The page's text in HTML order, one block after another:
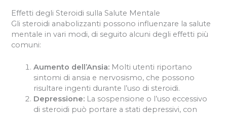
Effetti degli Steroidi sulla Salute Mentale
Gli steroidi anabolizzanti possono influenzare la salute
mentale in vari modi, di seguito alcuni degli effetti più
comuni:
Aumento dell’Ansia: Molti utenti riportano
sintomi di ansia e nervosismo, che possono
risultare ingenti durante l’uso di steroidi.
Depressione: La sospensione o l’uso eccessivo
di steroidi può portare a stati depressivi, con